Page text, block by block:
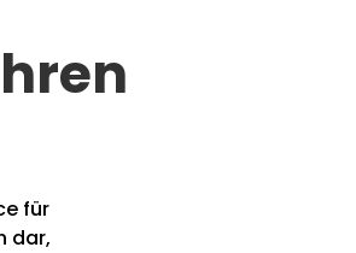
für
dar,